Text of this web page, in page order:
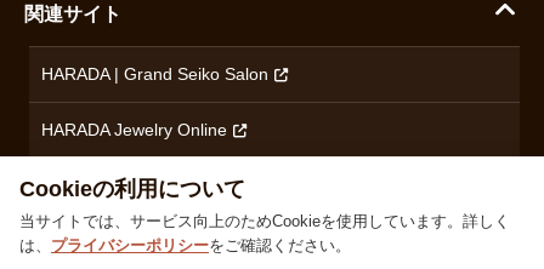
ブランド一覧を見る
関連サイト
HARADA | Grand Seiko Salon
HARADA Jewelry Online
ハラダブライダル
Cookieの利用について
当サイトでは、サービス向上のためCookieを使用しています。詳しく
は、 プライバシーポリシーをご確認ください。